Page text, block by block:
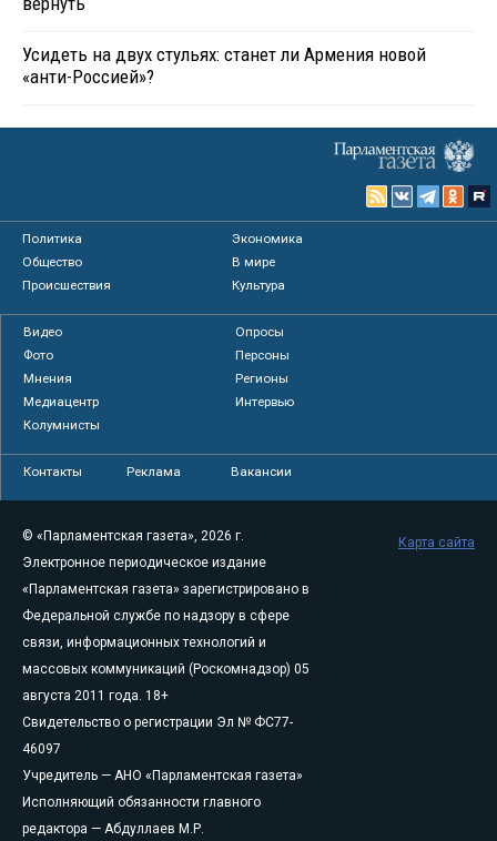
Усидеть на двух стульях: станет ли Армения новой
«анти-Россией»?
Политика
Экономика
Общество
В мире
Происшествия
Культура
Видео
Опросы
Фото
Персоны
Мнения
Регионы
Медиацентр
Интервью
Колумнисты
Контакты Реклама Вакансии
© «Парламентская газета», 2026 г.
Электронное периодическое издание
«Парламентская газета» зарегистрировано в
Федеральной службе по надзору в сфере
связи, информационных технологий и
массовых коммуникаций (Роскомнадзор) 05
августа 2011 года. 18+
Свидетельство о регистрации Эл № ФС77-
46097
Учредитель — АНО «Парламентская газета»
Исполняющий обязанности главного
редактора — Абдуллаев М.Р.
Карта сайта